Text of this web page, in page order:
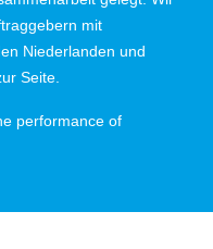
mit
Niederlanden und
Seite.
performance of